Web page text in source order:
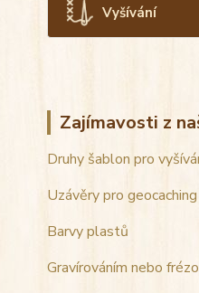
Vyšívání
Zajímavosti z
Druhy šablon pro
Uzávěry pro geocaching
Barvy plastů
Gravírováním nebo